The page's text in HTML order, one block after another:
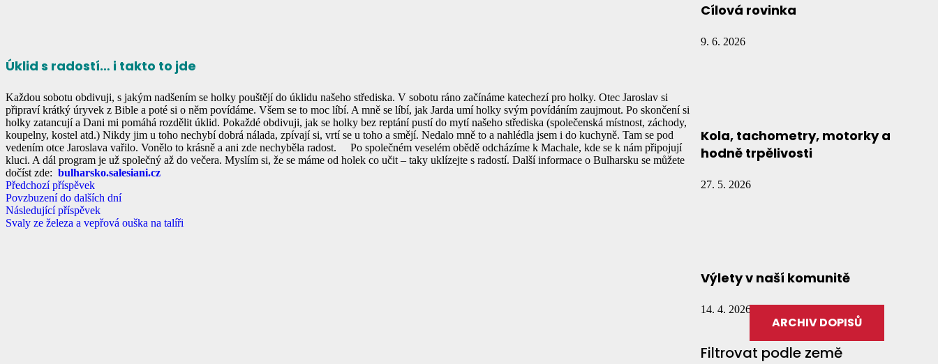
Úklid s radostí… i takto to jde
Každou sobotu obdivuji, s jakým nadšením se holky pouštějí do úklidu našeho střediska. V sobotu ráno začínáme katechezí pro holky. Otec Jaroslav si
připraví krátký úryvek z Bible a poté si o něm povídáme. Všem se to moc líbí. A mně se líbí, jak Jarda umí holky svým povídáním zaujmout. Po skončení si
holky zatancují a Dani mi pomáhá rozdělit úklid. Pokaždé obdivuji, jak se holky bez reptání pustí do mytí našeho střediska (společenská místnost, záchody,
koupelny, kostel atd.) Nikdy jim u toho nechybí dobrá nálada, zpívají si, vrtí se u toho a smějí. Nedalo mně to a nahlédla jsem i do kuchyně. Tam se pod
vedením otce Jaroslava vařilo. Vonělo to krásně a ani zde nechyběla radost.
Po společném veselém obědě odcházíme k Machale, kde se k nám připojují
kluci. A dál program je už společný až do večera. Myslím si, že se máme od holek co učit – taky uklízejte s radostí. Další informace o Bulharsku se můžete
dočíst zde: bulharsko.salesiani.cz
Předchozí příspěvek
Povzbuzení do dalších dní
Následující příspěvek
Svaly ze železa a vepřová ouška na talíři
Cílová rovinka
9. 6. 2026
Kola, tachometry, motorky a
hodně trpělivosti
27. 5. 2026
Výlety v naší komunitě
14. 4. 2026
ARCHIV DOPISŮ
Filtrovat podle země